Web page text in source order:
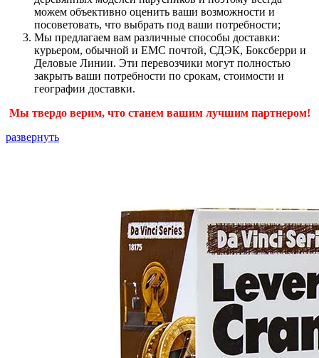
можем объективно оценить ваши возможности и
посоветовать, что выбрать под ваши потребности;
Мы предлагаем вам различные способы доставки:
курьером, обычной и ЕМС почтой, СДЭК, Боксберри и
Деловые Линии. Эти перевозчики могут полностью
закрыть ваши потребности по срокам, стоимости и
географии доставки.
Мы твердо верим, что станем вашим лучшим партнером!
развернуть